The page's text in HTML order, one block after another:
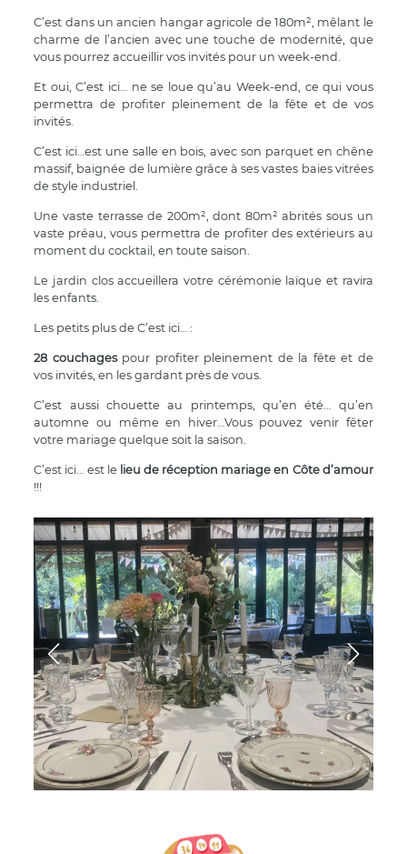
C’est dans un ancien hangar agricole de 180m², mêlant le
charme de l’ancien avec une touche de modernité, que
vous pourrez accueillir vos invités pour un week-end.
Et oui, C’est ici… ne se loue qu’au Week-end, ce qui vous
permettra de profiter pleinement de la fête et de vos
invités.
C’est ici…est une salle en bois, avec son parquet en chêne
massif, baignée de lumière grâce à ses vastes baies vitrées
de style industriel.
Une vaste terrasse de 200m², dont 80m² abrités sous un
vaste préau, vous permettra de profiter des extérieurs au
moment du cocktail, en toute saison.
Le jardin clos accueillera votre cérémonie laïque et ravira
les enfants.
Les petits plus de C’est ici… :
28 couchagespour profiter pleinement de la fête et de
vos invités, en les gardant près de vous.
C’est aussi chouette au printemps, qu’en été… qu’en
automne ou même en hiver…Vous pouvez venir fêter
votre mariage quelque soit la saison.
C’est ici… est le lieu de réception mariage en Côte d’amour
!!!